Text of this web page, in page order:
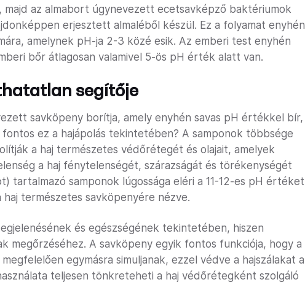
az almabort úgynevezett ecetsavképző baktériumok
erjesztett almaléből készül. Ez a folyamat enyhén
amelynek pH-ja 2-3 közé esik. Az emberi test enyhén
bőr átlagosan valamivel 5-ös pH érték alatt van.
segítője
savköpeny borítja, amely enyhén savas pH értékkel bír,
ez a hajápolás tekintetében? A samponok többsége
a haj természetes védőrétegét és olajait, amelyek
a haj fénytelenségét, szárazságát és törékenységét
tartalmazó samponok lúgossága eléri a 11-12-es pH értéket
természetes savköpenyére nézve.
és egészségének tekintetében, hiszen
megőrzéséhez. A savköpeny egyik fontos funkciója, hogy a
egymásra simuljanak, ezzel védve a hajszálakat a
teljesen tönkreteheti a haj védőrétegként szolgáló